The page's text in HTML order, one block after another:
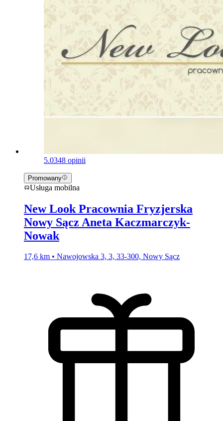
5.0348 opinii
Promowany
Usługa mobilna
New Look Pracownia Fryzjerska
Nowy Sącz Aneta Kaczmarczyk-
Nowak
17,6 km • Nawojowska 3, 3, 33-300, Nowy Sącz